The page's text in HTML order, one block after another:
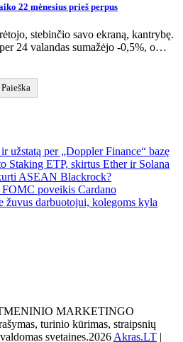
22 mėnesius prieš perpus
stebinčio savo ekraną, kantrybę.
24 valandas sumažėjo -0,5%, o…
Paieška
užstatą per „Doppler Finance“ bazę
Staking ETP, skirtus Ether ir Solana
ASEAN Blackrock?
poveikis Cardano
darbuotojui, kolegoms kyla
MARKETINGO
turinio kūrimas, straipsnių
svetaines.2026 Akras.LT |